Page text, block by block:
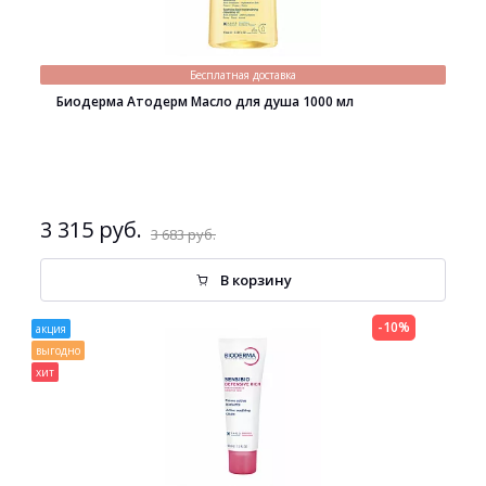
Бесплатная доставка
Биодерма Атодерм Масло для душа 1000 мл
3 315 руб. 3 683 руб.
В корзину
акция
выгодно
хит
-10%